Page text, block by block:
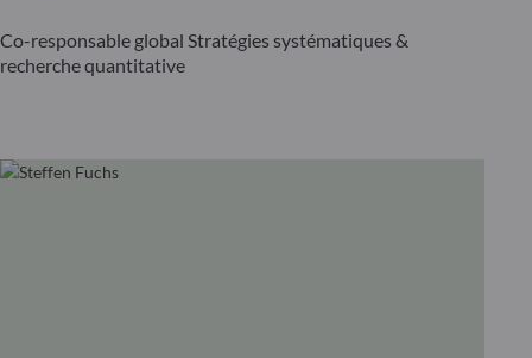
Co-responsable global Stratégies systématiques &
recherche quantitative